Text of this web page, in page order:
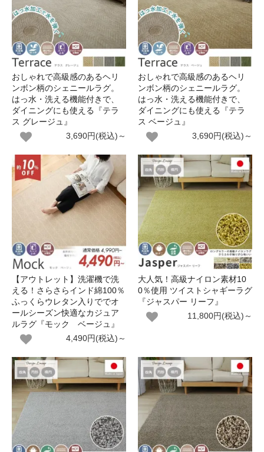
おしゃれで高級感のあるヘリ
ンボン柄のシェニールラグ。
はっ水・洗える機能付きで、
ダイニングにも使える『テラ
ス グレージュ』
3,690円(税込)～
おしゃれで高級感のあるヘリ
ンボン柄のシェニールラグ。
はっ水・洗える機能付きで、
ダイニングにも使える『テラ
ス ベージュ』
3,690円(税込)～
【アウトレット】洗濯機で洗
える！さらさらインド綿100％
ふっくらウレタン入りででオ
ールシーズン快適なカジュア
ルラグ『モック ベージュ』
4,490円(税込)～
大人気！高級ナイロン素材10
0％使用 ツイストシャギーラグ
『ジャスパー リーフ』
11,800円(税込)～